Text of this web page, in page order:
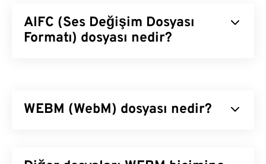
AIFC (Ses Değişim Dosyası
Formatı) dosyası nedir?
içermektir. Bazen AIFC ve AIFF dosya uzantıları
WEBM (WebM) dosyası nedir?